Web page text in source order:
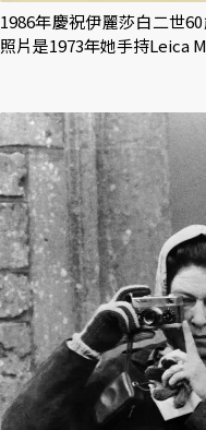
1986年慶祝伊麗莎白二世
照片是1973年她手持